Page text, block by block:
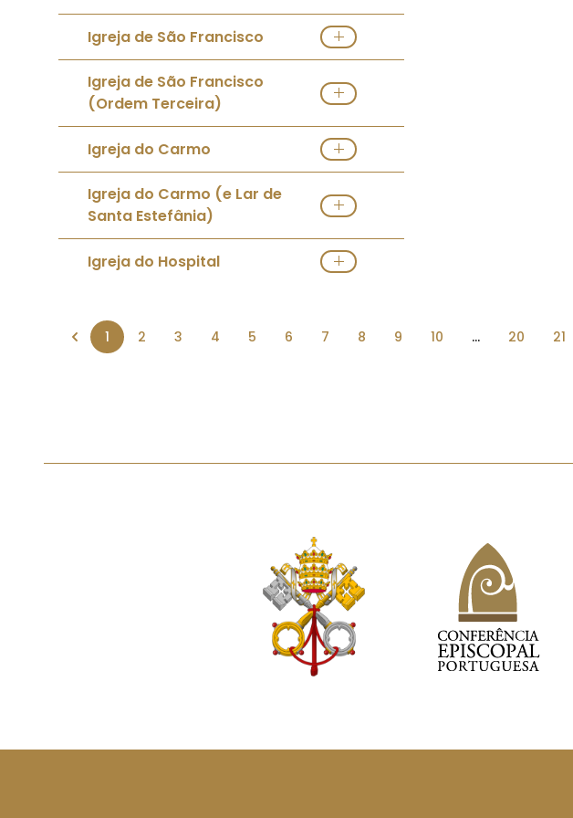
Ver Igreja Direções
Igreja de São Francisco
Ver Igreja Direções
Igreja de São Francisco
(Ordem Terceira)
Ver Igreja
Igreja do Carmo
Ver Igreja
Igreja do Carmo (e Lar de
Santa Estefânia)
Ver Igreja
Igreja do Hospital
1
2 3 4 5 6 7 8 9 10 ... 20 21